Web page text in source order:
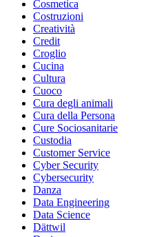
Cosmetica
Costruzioni
Creatività
Credit
Croglio
Cucina
Cultura
Cuoco
Cura degli animali
Cura della Persona
Cure Sociosanitarie
Custodia
Customer Service
Cyber Security
Cybersecurity
Danza
Data Engineering
Data Science
Dättwil